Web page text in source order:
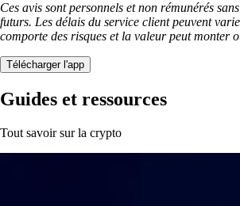
Ces avis sont personnels et non rémunérés
futurs. Les délais du service client peuvent
comporte des risques et la valeur peut monter
Télécharger l'app
Guides et ressources
Tout savoir sur la crypto